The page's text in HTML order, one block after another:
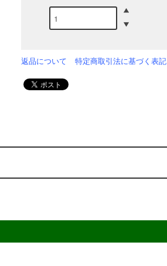
返品について 特定商取引法に基づく表記